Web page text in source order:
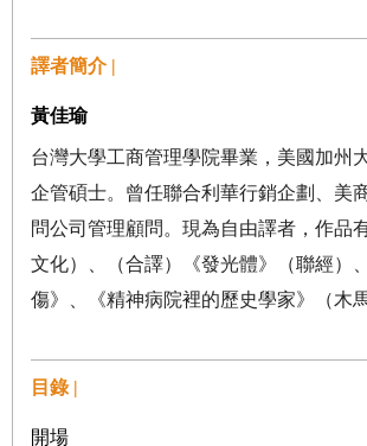
譯者簡介 |
黃佳瑜
台灣大學工商管理學院畢業，美國加州
企管碩士。曾任聯合利華行銷企劃、美
問公司管理顧問。現為自由譯者，作品
文化）、（合譯）《發光體》（聯經）
傷》、《精神病院裡的歷史學家》（木
目錄 |
開場